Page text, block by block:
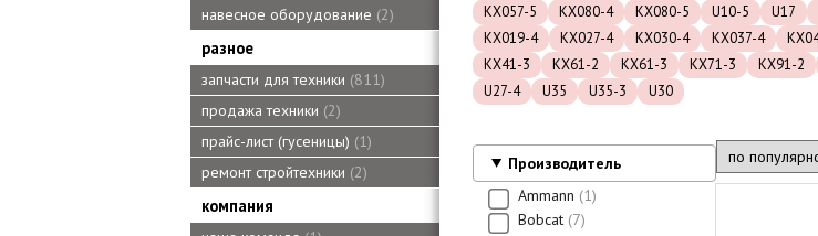
навесное оборудование 2
разное
запчасти для техники 811
продажа техники 2
прайс-лист (гусеницы)
1
ремонт стройтехники 2
компания
KX057-5
KX080-4 KX080-5 U10-5 U17
KX019-4
KX027-4 KX030-4 KX037-4
KX41-3
KX61-2 KX61-3 KX71-3 KX91-2
U27-4
U35 U35-3 U30
Производитель
Ammann 1
Bobcat 7